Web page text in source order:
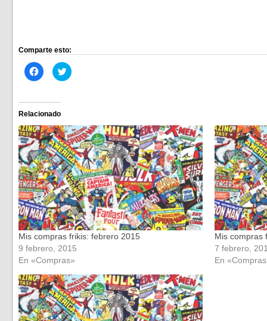
Comparte esto:
Haz
clic
Facebook
(Se
abre
en
una
ventana
nueva)
Haz
clic
en
una
ventana
nueva)
Relacionado
Mis compras frikis: febrero 2015
9 febrero, 2015
En «Compras»
Mis compras
7 febrero,
En